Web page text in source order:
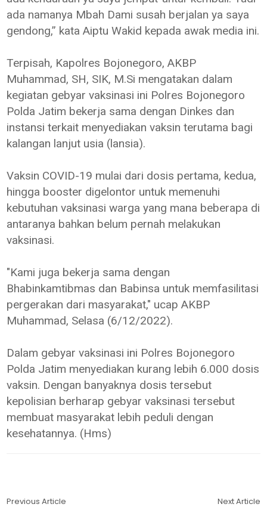
ada namanya Mbah Dami susah berjalan ya saya
gendong,” kata Aiptu Wakid kepada awak media ini.
Terpisah, Kapolres Bojonegoro, AKBP
Muhammad, SH, SIK, M.Si mengatakan dalam
kegiatan gebyar vaksinasi ini Polres Bojonegoro
Polda Jatim bekerja sama dengan Dinkes dan
instansi terkait menyediakan vaksin terutama bagi
kalangan lanjut usia (lansia).
Vaksin COVID-19 mulai dari dosis pertama, kedua,
hingga booster digelontor untuk memenuhi
kebutuhan vaksinasi warga yang mana beberapa di
antaranya bahkan belum pernah melakukan
vaksinasi.
"Kami juga bekerja sama dengan
Bhabinkamtibmas dan Babinsa untuk memfasilitasi
pergerakan dari masyarakat," ucap AKBP
Muhammad, Selasa (6/12/2022).
Dalam gebyar vaksinasi ini Polres Bojonegoro
Polda Jatim menyediakan kurang lebih 6.000 dosis
vaksin. Dengan banyaknya dosis tersebut
kepolisian berharap gebyar vaksinasi tersebut
membuat masyarakat lebih peduli dengan
kesehatannya. (Hms)
Previous Article Next Article